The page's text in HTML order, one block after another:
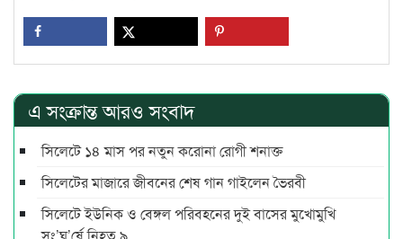
এ সংক্রান্ত আরও সংবাদ
সিলেটে ১৪ মাস পর নতুন করোনা রোগী শনাক্ত
সিলেটের মাজারে জীবনের শেষ গান গাইলেন ভৈরবী
সিলেটে ইউনিক ও বেঙ্গল পরিবহনের দুই বাসের মুখোমুখি
সং’ঘ’র্ষে নিহত ৯